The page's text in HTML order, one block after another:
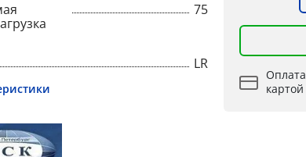
75
LR
Оплата
картой